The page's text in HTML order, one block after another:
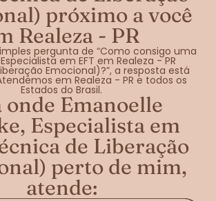
próximo a você
Realeza - PR
pergunta de “Como consigo uma
em EFT em Realeza - PR
Emocional)?”, a resposta está
em Realeza - PR e todos os
Estados do Brasil.
onde Emanoelle
Especialista em
de Liberação
perto de mim,
atende: